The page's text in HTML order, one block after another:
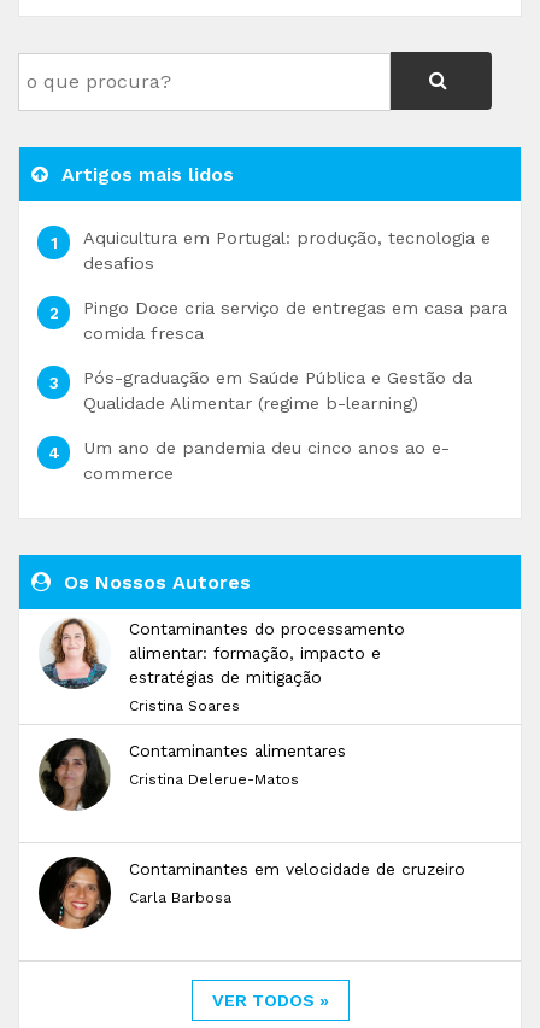
Artigos mais lidos
Aquicultura em Portugal: produção, tecnologia e
desafios
Pingo Doce cria serviço de entregas em casa para
comida fresca
Pós-graduação em Saúde Pública e Gestão da
Qualidade Alimentar (regime b-learning)
Um ano de pandemia deu cinco anos ao e-
commerce
Os Nossos Autores
Contaminantes do processamento
alimentar: formação, impacto e
estratégias de mitigação
Cristina Soares
Contaminantes alimentares
Cristina Delerue-Matos
Contaminantes em velocidade de cruzeiro
Carla Barbosa
VER TODOS »